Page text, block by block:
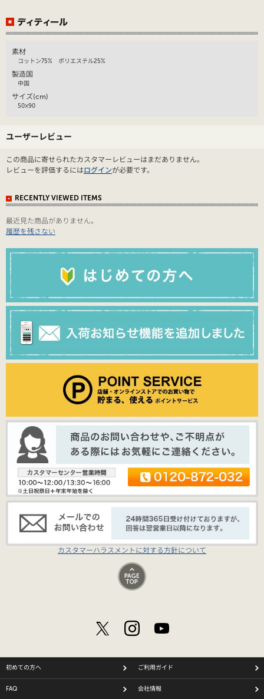
素材
コットン75% ポリエステル25%
製造国
中国
サイズ(cm)
50×90
ユーザーレビュー
この商品に寄せられたカスタマーレビューはまだありません。
レビューを評価するにはログインが必要です。
RECENTLY VIEWED ITEMS
最近見た商品がありません。
履歴を残さない
カスタマーハラスメントに対する方針について
初めての方へ ご利用ガイド
FAQ 会社情報